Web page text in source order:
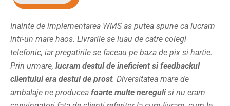
Inainte de implementarea WMS as putea spune ca lucram
intr-un mare haos. Livrarile se luau de catre colegi
telefonic, iar pregatirile se faceau pe baza de pix si hartie.
Prin urmare, lucram destul de ineficient si feedbackul
clientului era destul de prost. Diversitatea mare de
ambalaje ne producea foarte multe neregulisi nu eram